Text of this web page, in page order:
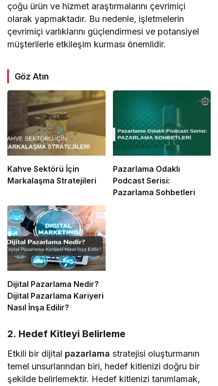
çoğu ürün ve hizmet araştırmalarını çevrimiçi
olarak yapmaktadır. Bu nedenle, işletmelerin
çevrimiçi varlıklarını güçlendirmesi ve potansiyel
müşterilerle etkileşim kurması önemlidir.
Göz Atın
Kahve Sektörü İçin
Markalaşma Stratejileri
Pazarlama Odaklı
Podcast Serisi:
Pazarlama Sohbetleri
Dijital Pazarlama Nedir?
Dijital Pazarlama Kariyeri
Nasıl İnşa Edilir?
2. Hedef Kitleyi Belirleme
Etkili bir dijital pazarlama stratejisi oluşturmanın
temel unsurlarından biri, hedef kitlenizi doğru bir
şekilde belirlemektir. Hedef kitlenizi tanımlamak,